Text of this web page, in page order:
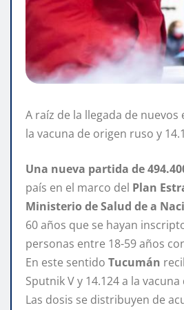
A raíz de la llegada de
la vacuna de origen ruso y
Una nueva partida de
país en el marco del Plan
Ministerio de Salud de a
60 años que se hayan
personas entre 18-59 años
En este sentido Tucumán
Sputnik V y 14.124 a la
Las dosis se distribuyen de